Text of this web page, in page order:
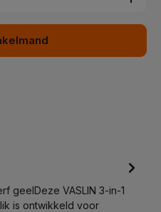
geelDeze VASLIN 3-in-1
is ontwikkeld voor